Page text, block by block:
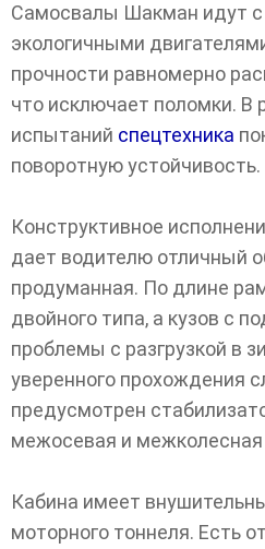
Самосвалы Шакман идут
экологичными
прочности равномерно
что исключает поломки. В
испытаний спецтехника
поворотную устойчивость.
Конструктивное
дает водителю отличный
продуманная. По длине
двойного типа, а кузов с
проблемы с разгрузкой в
уверенного прохождения
предусмотрен
межосевая и межколесная
Кабина имеет
моторного тоннеля. Есть